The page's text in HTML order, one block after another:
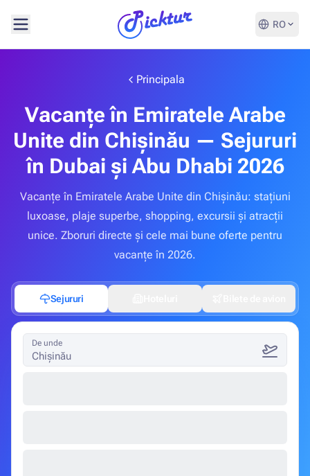
RO
Principala
Vacanțe în Emiratele Arabe
Unite din Chișinău — Sejururi
în Dubai și Abu Dhabi 2026
Vacanțe în Emiratele Arabe Unite din Chișinău: stațiuni
luxoase, plaje superbe, shopping, excursii și atracții
unice. Zboruri directe și cele mai bune oferte pentru
vacanțe în 2026.
Sejururi
De unde
Chișinău